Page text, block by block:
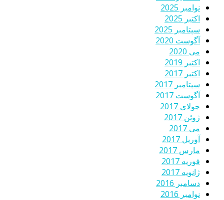
نوامبر 2025
اکتبر 2025
سپتامبر 2025
آگوست 2020
می 2020
اکتبر 2019
اکتبر 2017
سپتامبر 2017
آگوست 2017
جولای 2017
ژوئن 2017
می 2017
آوریل 2017
مارس 2017
فوریه 2017
ژانویه 2017
دسامبر 2016
نوامبر 2016